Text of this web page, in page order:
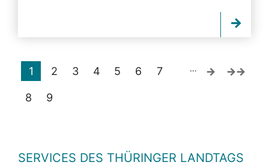
1 2 3 4 5 6 7
8 9
…
SERVICES DES THÜRINGER LANDTAGS